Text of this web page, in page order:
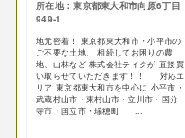
所在地：東京都東大和市向原6丁目
949-1
地元密着！ 東京都東大和市・小平市の
ご不要な土地、 相続してお困りの農
地、山林など 株式会社テイクが 直接買
い取らせていただきます！！ 対応エ
リア 東京都東大和市を中心に 小平市・
武蔵村山市・東村山市・立川市・国分
寺市・国立市・瑞穂町 ...